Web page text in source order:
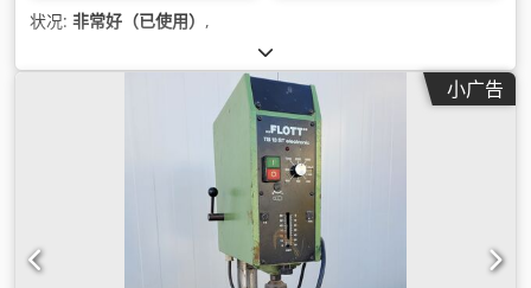
状况: 非常好（已使用） ,
小广告